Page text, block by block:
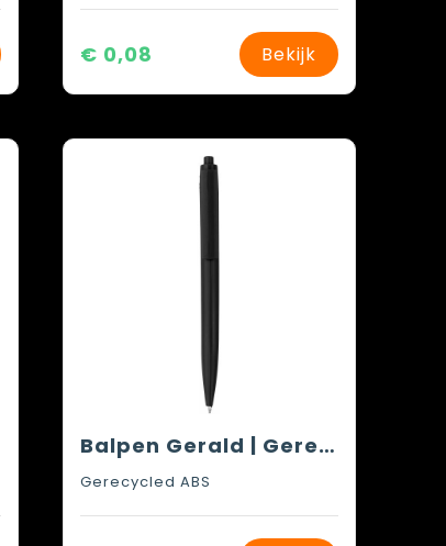
€ 0,08 Bekijk
Balpen Gerald | Gerecycled | Grote clip
Gerecycled ABS